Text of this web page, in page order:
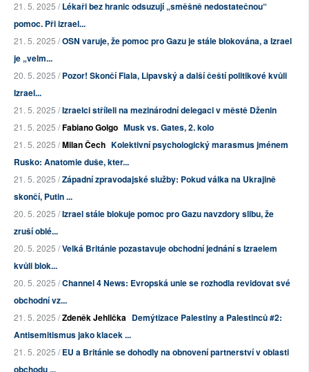
21. 5. 2025 /Lékaři bez hranic odsuzují „směšně nedostatečnou“
pomoc. Při izrael...
21. 5. 2025 /OSN varuje, že pomoc pro Gazu je stále blokována, a Izrael
je „velm...
20. 5. 2025 /Pozor! Skončí Fiala, Lipavský a další čeští politikové kvůli
Izrael...
21. 5. 2025 /Izraelci stříleli na mezinárodní delegaci v městě Dženin
21. 5. 2025 /Fabiano Golgo Musk vs. Gates, 2. kolo
21. 5. 2025 /Milan Čech Kolektivní psychologický marasmus jménem
Rusko: Anatomie duše, kter...
21. 5. 2025 /Západní zpravodajské služby: Pokud válka na Ukrajině
skončí, Putin ...
20. 5. 2025 /Izrael stále blokuje pomoc pro Gazu navzdory slibu, že
zruší oblé...
20. 5. 2025 /Velká Británie pozastavuje obchodní jednání s Izraelem
kvůli blok...
20. 5. 2025 /Channel 4 News: Evropská unie se rozhodla revidovat své
obchodní vz...
21. 5. 2025 /Zdeněk Jehlička Demýtizace Palestiny a Palestinců #2:
Antisemitismus jako klacek ...
21. 5. 2025 /EU a Británie se dohodly na obnovení partnerství v oblasti
obchodu ...